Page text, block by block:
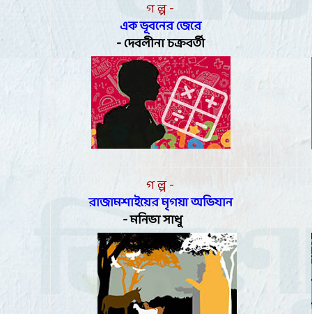
গ ল্প -
এক ভূবনের জেরে
-দেবলীনা চক্রবর্তী
গ ল্প -
রাজামশাইয়ের মৃগয়া অভিযান
-মনিভা সাধু